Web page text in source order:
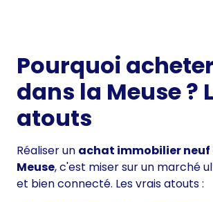
Pourquoi
dans la Meuse ?
atouts
Réaliser un achat immobilier neuf
Meuse, c'est miser sur un marché
et bien connecté. Les vrais atouts :